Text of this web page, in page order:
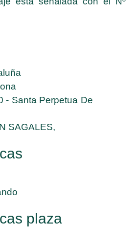
- Santa Perpetua De
SAGALES,
plaza